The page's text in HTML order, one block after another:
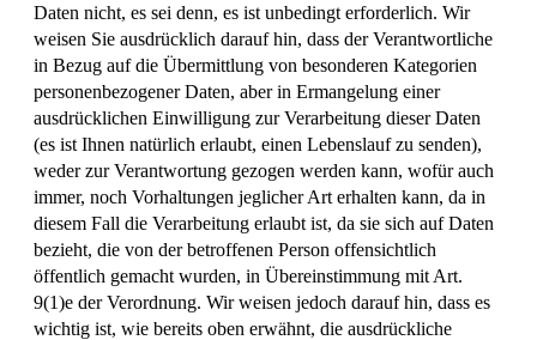
Daten nicht, es sei denn, es ist unbedingt erforderlich. Wir
weisen Sie ausdrücklich darauf hin, dass der Verantwortliche
in Bezug auf die Übermittlung von besonderen Kategorien
personenbezogener Daten, aber in Ermangelung einer
ausdrücklichen Einwilligung zur Verarbeitung dieser Daten
(es ist Ihnen natürlich erlaubt, einen Lebenslauf zu senden),
weder zur Verantwortung gezogen werden kann, wofür auch
immer, noch Vorhaltungen jeglicher Art erhalten kann, da in
diesem Fall die Verarbeitung erlaubt ist, da sie sich auf Daten
bezieht, die von der betroffenen Person offensichtlich
öffentlich gemacht wurden, in Übereinstimmung mit Art.
9(1)e der Verordnung. Wir weisen jedoch darauf hin, dass es
wichtig ist, wie bereits oben erwähnt, die ausdrückliche